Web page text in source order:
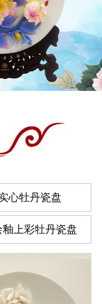
心牡丹瓷盘
上彩牡丹瓷盘